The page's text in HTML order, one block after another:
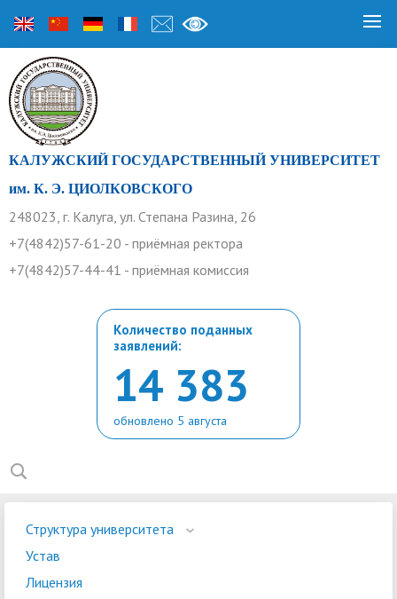
КАЛУЖСКИЙ ГОСУДАРСТВЕННЫЙ УНИВЕРСИТЕТ
им. К. Э. ЦИОЛКОВСКОГО
248023, г. Калуга, ул. Степана Разина, 26
+7(4842)57-61-20 - приёмная ректора
+7(4842)57-44-41 - приёмная комиссия
Количество поданных
заявлений:
14 383
обновлено 5 августа
Структура университета
Устав
Лицензия